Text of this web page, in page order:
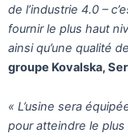
de l’industrie 4.0 –
fournir le plus haut
ainsi qu’une qualité
groupe Kovalska,
« L’usine sera
pour atteindre le plus